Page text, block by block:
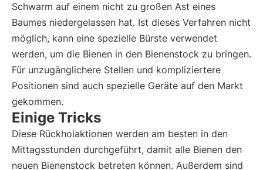
Schwarm auf einem nicht zu großen Ast eines
Baumes niedergelassen hat. Ist dieses Verfahren nicht
möglich, kann eine spezielle Bürste verwendet
werden, um die Bienen in den Bienenstock zu bringen.
Für unzugänglichere Stellen und kompliziertere
Positionen sind auch spezielle Geräte auf den Markt
gekommen.
Einige Tricks
Diese Rückholaktionen werden am besten in den
Mittagsstunden durchgeführt, damit alle Bienen den
neuen Bienenstock betreten können. Außerdem sind